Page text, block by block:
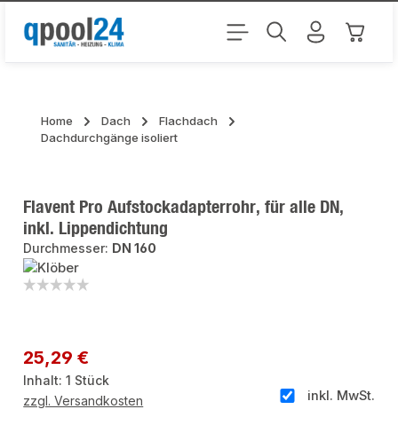
Zum Hauptinhalt springen
Home Dach
Flachdach
Dachdurchgänge isoliert
Flavent Pro Aufstockadapterrohr, für alle DN,
inkl. Lippendichtung
Durchmesser: DN 160
Regulärer Preis:
25,29 €
Inhalt:1 Stück
inkl. MwSt.
zzgl. Versandkosten